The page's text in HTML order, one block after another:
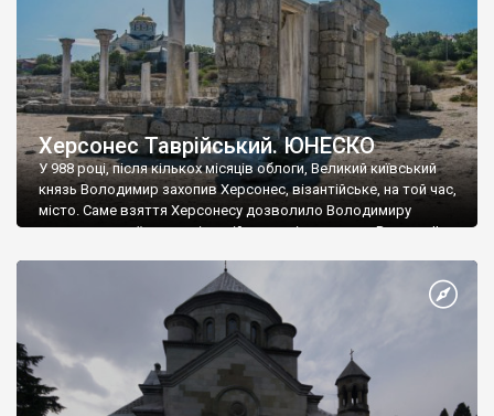
Херсонес Таврійський. ЮНЕСКО
У 988 році, після кількох місяців облоги, Великий київський
князь Володимир захопив Херсонес, візантійське, на той час,
місто. Саме взяття Херсонесу дозволило Володимиру
диктувати свої умови візантійському імператору Василю ІІ, та
Херсонесі Володимир-язичник, став Василем-християнином.
А потім було Хрещення Русі. На честь Херсонесу Таврійського